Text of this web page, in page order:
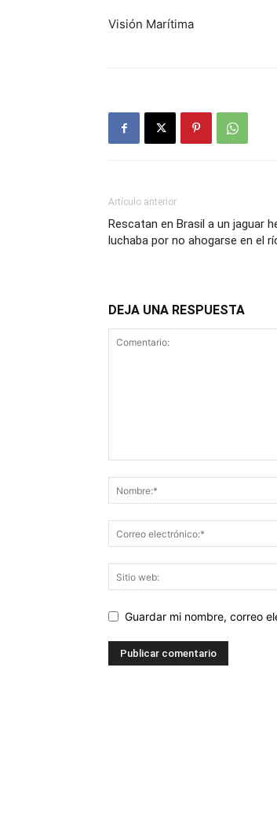
Visión Marítima
Artículo anterior
Rescatan en Brasil a un jaguar
luchaba por no ahogarse en el
DEJA UNA RESPUESTA
Guardar mi nombre, correo